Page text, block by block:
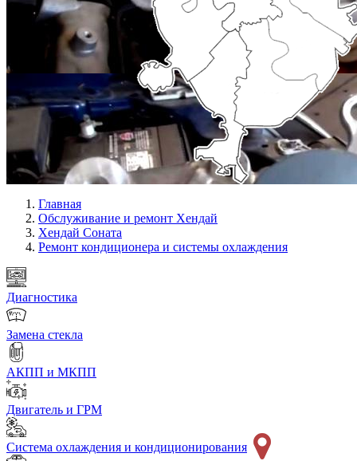
Главная
Обслуживание и ремонт Хендай
Хендай Соната
Ремонт кондиционера и системы охлаждения
Диагностика
Замена стекла
АКПП и МКПП
Двигатель и ГРМ
Система охлаждения и кондиционирования